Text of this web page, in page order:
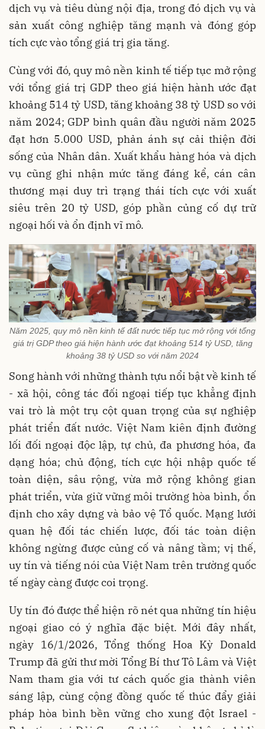
dịch vụ và tiêu dùng nội địa, trong đó dịch vụ và
sản xuất công nghiệp tăng mạnh và đóng góp
tích cực vào tổng giá trị gia tăng.
Cùng với đó, quy mô nền kinh tế tiếp tục mở rộng
với tổng giá trị GDP theo giá hiện hành ước đạt
khoảng 514 tỷ USD, tăng khoảng 38 tỷ USD so với
năm 2024; GDP bình quân đầu người năm 2025
đạt hơn 5.000 USD, phản ánh sự cải thiện đời
sống của Nhân dân. Xuất khẩu hàng hóa và dịch
vụ cũng ghi nhận mức tăng đáng kể, cán cân
thương mại duy trì trạng thái tích cực với xuất
siêu trên 20 tỷ USD, góp phần củng cố dự trữ
ngoại hối và ổn định vĩ mô.
Năm 2025, quy mô nền kinh tế đất nước tiếp tục mở rộng với tổng
giá trị GDP theo giá hiện hành ước đạt khoảng 514 tỷ USD, tăng
khoảng 38 tỷ USD so với năm 2024
Song hành với những thành tựu nổi bật về kinh tế
- xã hội, công tác đối ngoại tiếp tục khẳng định
vai trò là một trụ cột quan trọng của sự nghiệp
phát triển đất nước. Việt Nam kiên định đường
lối đối ngoại độc lập, tự chủ, đa phương hóa, đa
dạng hóa; chủ động, tích cực hội nhập quốc tế
toàn diện, sâu rộng, vừa mở rộng không gian
phát triển, vừa giữ vững môi trường hòa bình, ổn
định cho xây dựng và bảo vệ Tổ quốc. Mạng lưới
quan hệ đối tác chiến lược, đối tác toàn diện
không ngừng được củng cố và nâng tầm; vị thế,
uy tín và tiếng nói của Việt Nam trên trường quốc
tế ngày càng được coi trọng.
Uy tín đó được thể hiện rõ nét qua những tín hiệu
ngoại giao có ý nghĩa đặc biệt. Mới đây nhất,
ngày 16/1/2026, Tổng thống Hoa Kỳ Donald
Trump đã gửi thư mời Tổng Bí thư Tô Lâm và Việt
Nam tham gia với tư cách quốc gia thành viên
sáng lập, cùng cộng đồng quốc tế thúc đẩy giải
pháp hòa bình bền vững cho xung đột Israel -